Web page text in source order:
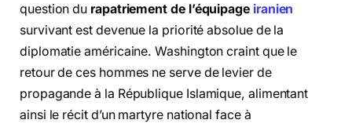
question du rapatriement de l’équipage iranien
survivant est devenue la priorité absolue de la
diplomatie américaine. Washington craint que le
retour de ces hommes ne serve de levier de
propagande à la République Islamique, alimentant
ainsi le récit d’un martyre national face à